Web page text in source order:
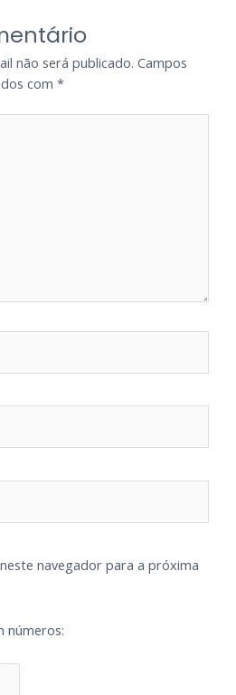
não será publicado. Campos
com *
navegador para a próxima
números: